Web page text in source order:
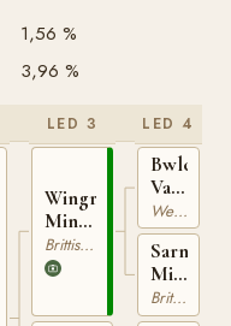
1,56 %
3,96 %
LED 3
Wingrove
Minkino
RPS
110
Brittisk Ridponny
LED 4
Bwlch
Valentino
RPS
175
Welsh Partbred
Sarnau
Miss
Mink
5495
Brittisk Ridponny